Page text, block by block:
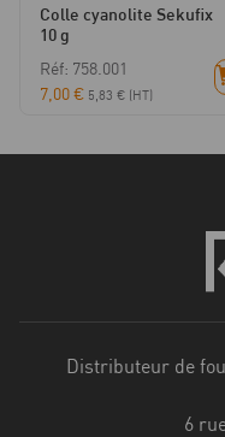
Colle cyanolite Sekufix
10 g
Réf: 758.001
7,00€ 5,83 € (HT)
Distributeur de
6